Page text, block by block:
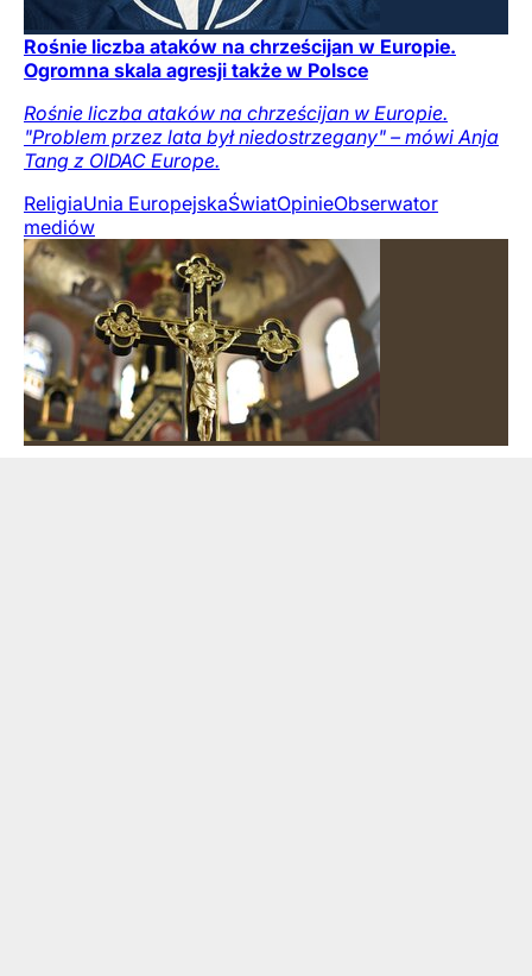
Rośnie liczba ataków na chrześcijan w Europie.
Ogromna skala agresji także w Polsce
Rośnie liczba ataków na chrześcijan w Europie.
"Problem przez lata był niedostrzegany" – mówi Anja
Tang z OIDAC Europe.
ReligiaUnia EuropejskaŚwiatOpinieObserwator
mediów